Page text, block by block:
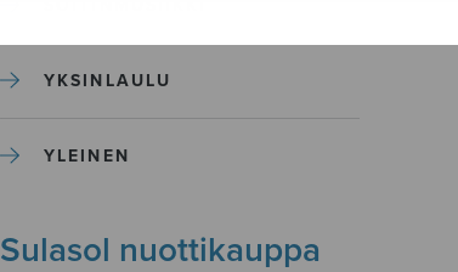
YKSINLAULU
YLEINEN
Sulasol nuottikauppa